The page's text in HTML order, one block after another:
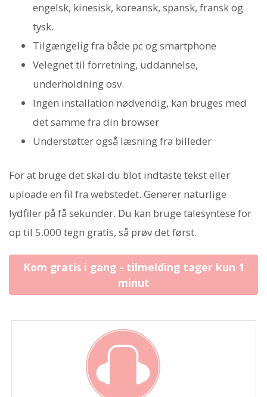
engelsk, kinesisk, koreansk, spansk, fransk og
tysk.
Tilgængelig fra både pc og smartphone
Velegnet til forretning, uddannelse,
underholdning osv.
Ingen installation nødvendig, kan bruges med
det samme fra din browser
Understøtter også læsning fra billeder
For at bruge det skal du blot indtaste tekst eller
uploade en fil fra webstedet. Generer naturlige
lydfiler på få sekunder. Du kan bruge talesyntese for
op til 5.000 tegn gratis, så prøv det først.
Kom gratis i gang - tilmelding tager kun 1
minut